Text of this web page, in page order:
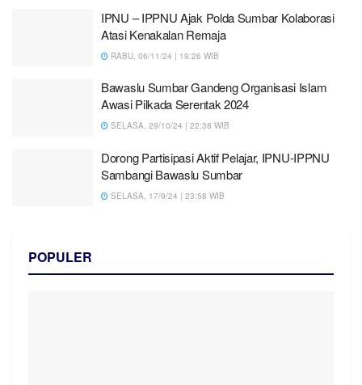
IPNU – IPPNU Ajak Polda Sumbar Kolaborasi
Atasi Kenakalan Remaja
RABU, 06/11/24 | 19:26 WIB
Bawaslu Sumbar Gandeng Organisasi Islam
Awasi Pilkada Serentak 2024
SELASA, 29/10/24 | 22:38 WIB
Dorong Partisipasi Aktif Pelajar, IPNU-IPPNU
Sambangi Bawaslu Sumbar
SELASA, 17/9/24 | 23:58 WIB
POPULER